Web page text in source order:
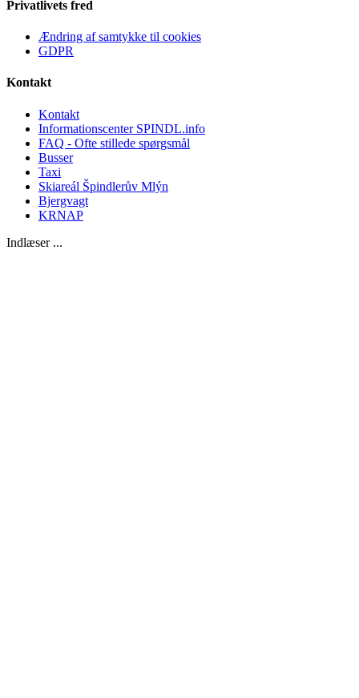
Privatlivets fred
Ændring af samtykke til cookies
GDPR
Kontakt
Kontakt
Informationscenter SPINDL.info
FAQ - Ofte stillede spørgsmål
Busser
Taxi
Skiareál Špindlerův Mlýn
Bjergvagt
KRNAP
Indlæser ...